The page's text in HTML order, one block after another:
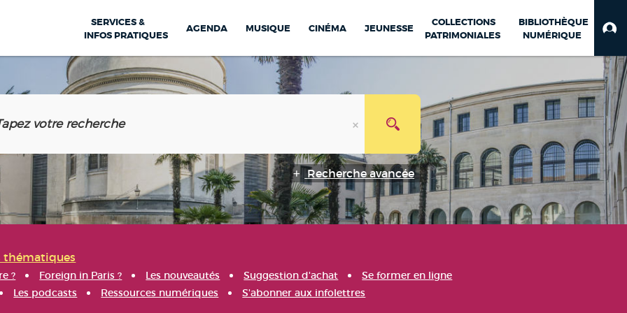
SERVICES &
INFOS PRATIQUES
AGENDA MUSIQUE CINÉMA JEUNESSE
COLLECTIONS
PATRIMONIALES
BIBLIOTHÈQUE
NUMÉRIQUE
Recherche avancée
thématiques
? Foreign in Paris ? Les nouveautés Suggestion d'achat
Se former en ligne
Les podcasts Ressources numériques S'abonner aux infolettres